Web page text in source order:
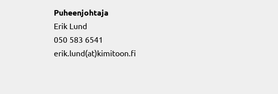
Puheenjohtaja
Erik Lund
050 583 6541
erik.lund(at)kimitoon.fi